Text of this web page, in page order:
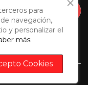
Para ello,
en el aviso legal.
para
navegación,
y personalizar el
más
Cookies